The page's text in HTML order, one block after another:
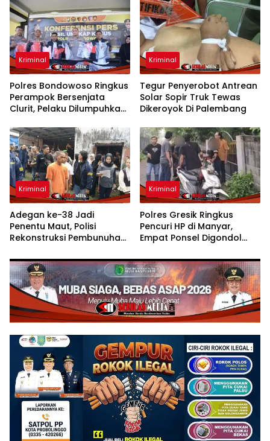
Kriminal
Polres Bondowoso Ringkus
Perampok Bersenjata
Clurit, Pelaku Dilumpuhkan
Kriminal
Tegur Penyerobot Antrean
Solar Sopir Truk Tewas
Dikeroyok Di Palembang
Kriminal
Adegan ke-38 Jadi
Penentu Maut, Polisi
Rekonstruksi Pembunuhan
Kriminal
Polres Gresik Ringkus
Pencuri HP di Manyar,
Empat Ponsel Digondol